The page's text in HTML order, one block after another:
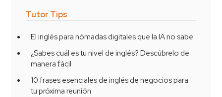
Tutor Tips
El inglés para nómadas digitales que la IA no sabe
¿Sabes cuál es tu nivel de inglés? Descúbrelo de
manera fácil
10 frases esenciales de inglés de negocios para
tu próxima reunión